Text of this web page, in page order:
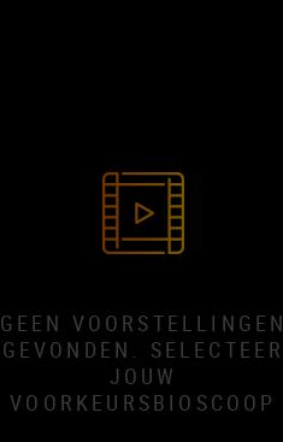
GEEN VOORSTELLINGEN
GEVONDEN. SELECTEER
JOUW
VOORKEURSBIOSCOOP